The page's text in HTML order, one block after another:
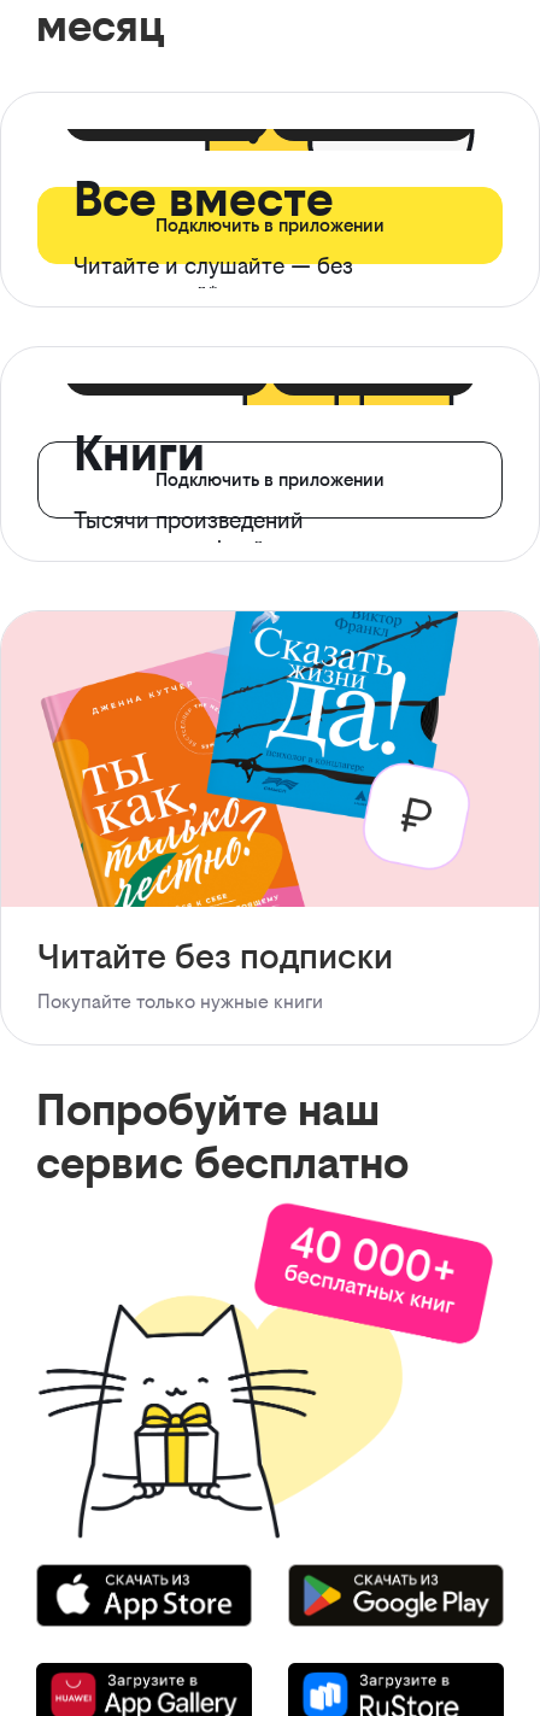
месяц
Все вместе
Читайте и слушайте — без
ограничений*
Подключить в приложении
Книги
Тысячи произведений
с доступом офлайн
Подключить в приложении
Читайте без подписки
Покупайте только нужные книги
Попробуйте наш
сервис бесплатно